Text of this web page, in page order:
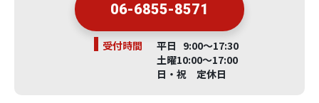
06-6855-8571
受付時間
平日 9:00～17:30
土曜10:00～17:00
日・祝 定休日